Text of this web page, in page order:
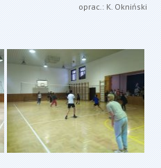
oprac.: K. Okniński